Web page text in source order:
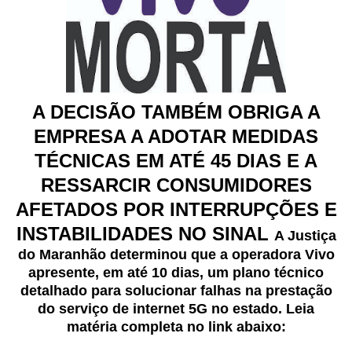
A DECISÃO TAMBÉM OBRIGA A
EMPRESA A ADOTAR MEDIDAS
TÉCNICAS EM ATÉ 45 DIAS E A
RESSARCIR CONSUMIDORES
AFETADOS POR INTERRUPÇÕES E
INSTABILIDADES NO SINAL A Justiça
do Maranhão determinou que a operadora Vivo
apresente, em até 10 dias, um plano técnico
detalhado para solucionar falhas na prestação
do serviço de internet 5G no estado. Leia
matéria completa no link abaixo: